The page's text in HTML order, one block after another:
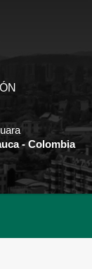
- Colombia